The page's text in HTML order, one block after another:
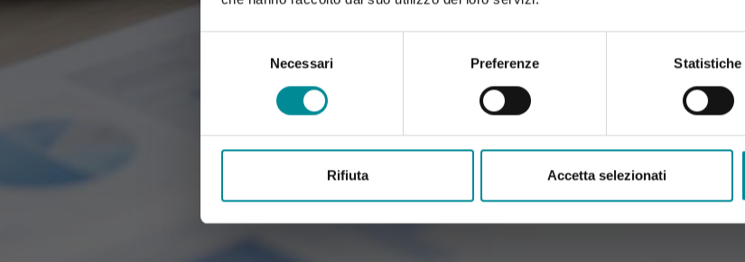
Necessari Preferenze Statistiche
Rifiuta Accetta selezionati